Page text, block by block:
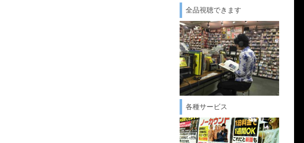
全品視聴できます
各種サービス